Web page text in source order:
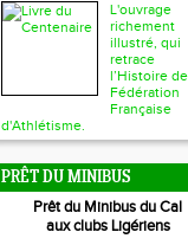
L'ouvrage
richement
illustré, qui
retrace
l’Histoire
Fédération
Française
d'Athlétisme.
PRÊT DU MINIBUS
Prêt du Minibus du Cal
aux clubs Ligériens